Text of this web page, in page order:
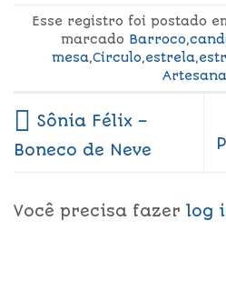
Esse registro foi postado
marcado Barroco,
mesa,Circulo,estrela,
Sônia Félix –
Boneco de Neve
Você precisa fazer log